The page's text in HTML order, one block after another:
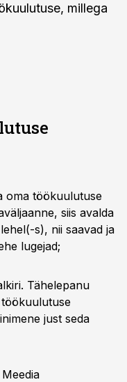
millega
oma töökuulutuse
siis avalda
s), nii saavad ja
lugejad;
Tähelepanu
just seda